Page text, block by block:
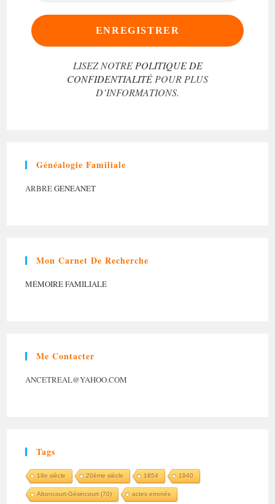
LISEZ NOTRE POLITIQUE DE
CONFIDENTIALITÉ POUR PLUS
D’INFORMATIONS.
Généalogie Familiale
ARBREGENEANET
Mon Carnet De Recherche
MÉMOIRE FAMILIALE
Me Contacter
ANCETREAL@YAHOO.COM
Tags
19e siècle 20ème siècle 1854 1940
Aboncourt-Gésincourt (70) actes erronés